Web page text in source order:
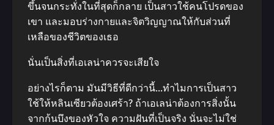
ขึ้นจนกระทั่งในที่สุดก็กลาย เป็นสาวใช้คนโปรดของ
เขา และมอบร่างกายและจิตวิญญาณให้กับส่วนที่
เหลือของชีวิตของเธอ
นั่นเป็นสิ่งที่เอเลน่าควรจะเสียใจ
อย่างไรก็ตาม มันมีวิธีที่ดีกว่านี้…ทําไมการเป็นสาว
ใช้ให้หลินเซียวต้องเศร้า? ถ้าเอเลน่าต้องการสิ่งนั้น
จากก้นบึงของหัวใจ ความฝันที่เป็นจริง นั่นจะไม่ใช่